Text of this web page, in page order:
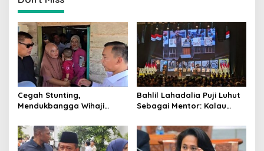
Cegah Stunting,
Mendukbangga Wihaji
Bantu Rumah Layak Huni
Bahlil Lahadalia Puji Luhut
Sebagai Mentor: Kalau
Ajaran Beliau